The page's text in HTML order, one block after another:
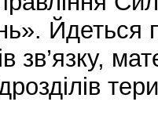
Йдеться
зв’язку,